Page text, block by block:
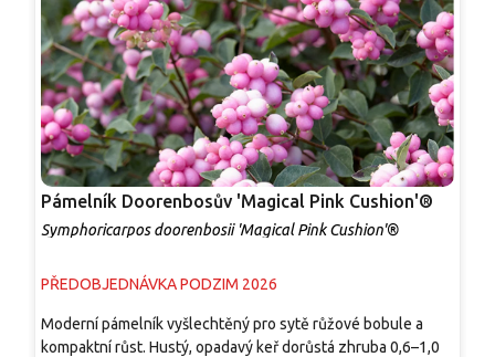
Pámelník Doorenbosův 'Magical Pink Cushion'®
Symphoricarpos doorenbosii 'Magical Pink Cushion'®
PŘEDOBJEDNÁVKA PODZIM 2026
Moderní pámelník vyšlechtěný pro sytě růžové bobule a
kompaktní růst. Hustý, opadavý keř dorůstá zhruba 0,6–1,0